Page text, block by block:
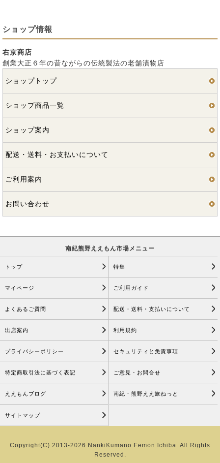
ショップ情報
右京商店
創業大正６年の昔ながらの伝統製法の老舗漬物店
ショップトップ
ショップ商品一覧
ショップ案内
配送・送料・お支払いについて
ご利用案内
お問い合わせ
南紀熊野ええもん市場メニュー
トップ 特集
マイページ ご利用ガイド
よくあるご質問 配送・送料・支払いについて
出店案内 利用規約
プライバシーポリシー セキュリティと免責事項
特定商取引法に基づく表記 ご意見・お問合せ
ええもんブログ 南紀・熊野ええ旅ねっと
サイトマップ
Copyright(C) 2013-2026 NankiKumano Eemon Ichiba. All Rights
Reserved.